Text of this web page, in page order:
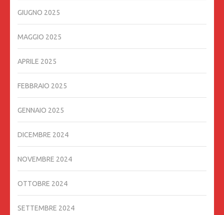
GIUGNO 2025
MAGGIO 2025
APRILE 2025
FEBBRAIO 2025
GENNAIO 2025
DICEMBRE 2024
NOVEMBRE 2024
OTTOBRE 2024
SETTEMBRE 2024